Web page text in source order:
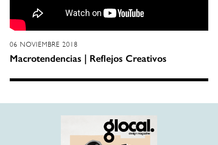
06 NOVIEMBRE 2018
Macrotendencias | Reflejos Creativos